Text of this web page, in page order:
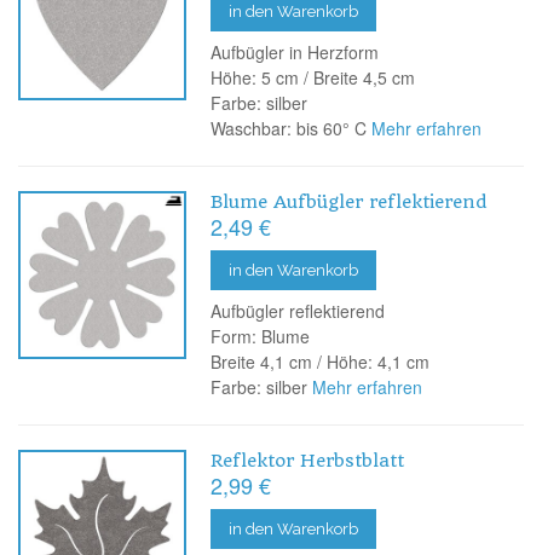
in den Warenkorb
Aufbügler in Herzform
Höhe: 5 cm / Breite 4,5 cm
Farbe: silber
Waschbar: bis 60° C Mehr erfahren
Blume Aufbügler reflektierend
2,49 €
in den Warenkorb
Aufbügler reflektierend
Form: Blume
Breite 4,1 cm / Höhe: 4,1 cm
Farbe: silber Mehr erfahren
Reflektor Herbstblatt
2,99 €
in den Warenkorb